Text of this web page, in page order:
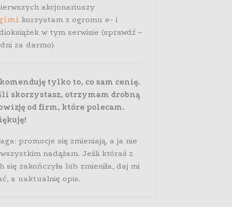
akcjonariuszy
korzystam z ogromu e- i
w tym serwisie (sprawdź –
za darmo).
tylko to, co sam cenię.
skorzystasz, otrzymam drobną
od firm, które polecam.
promocje się zmieniają, a ja nie
nadążam. Jeśli któraś z
się zakończyła lub zmieniła, daj mi
a uaktualnię opis.